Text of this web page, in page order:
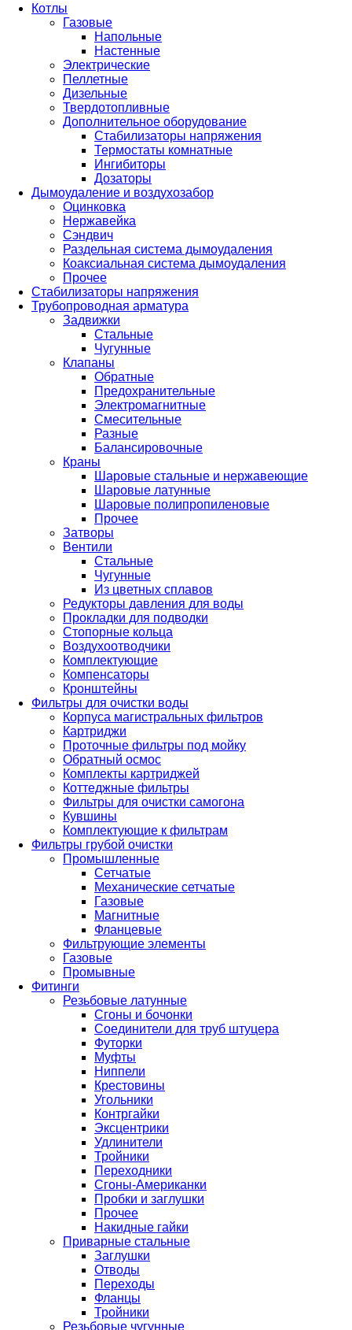
Котлы
Газовые
Напольные
Настенные
Электрические
Пеллетные
Дизельные
Твердотопливные
Дополнительное оборудование
Стабилизаторы напряжения
Термостаты комнатные
Ингибиторы
Дозаторы
Дымоудаление и воздухозабор
Оцинковка
Нержавейка
Сэндвич
Раздельная система дымоудаления
Коаксиальная система дымоудаления
Прочее
Стабилизаторы напряжения
Трубопроводная арматура
Задвижки
Стальные
Чугунные
Клапаны
Обратные
Предохранительные
Электромагнитные
Смесительные
Разные
Балансировочные
Краны
Шаровые стальные и нержавеющие
Шаровые латунные
Шаровые полипропиленовые
Прочее
Затворы
Вентили
Стальные
Чугунные
Из цветных сплавов
Редукторы давления для воды
Прокладки для подводки
Стопорные кольца
Воздухоотводчики
Комплектующие
Компенсаторы
Кронштейны
Фильтры для очистки воды
Корпуса магистральных фильтров
Картриджи
Проточные фильтры под мойку
Обратный осмос
Комплекты картриджей
Коттеджные фильтры
Фильтры для очистки самогона
Кувшины
Комплектующие к фильтрам
Фильтры грубой очистки
Промышленные
Сетчатые
Механические сетчатые
Газовые
Магнитные
Фланцевые
Фильтрующие элементы
Газовые
Промывные
Фитинги
Резьбовые латунные
Сгоны и бочонки
Соединители для труб штуцера
Футорки
Муфты
Ниппели
Крестовины
Угольники
Контргайки
Эксцентрики
Удлинители
Тройники
Переходники
Сгоны-Американки
Пробки и заглушки
Прочее
Накидные гайки
Приварные стальные
Заглушки
Отводы
Переходы
Фланцы
Тройники
Резьбовые чугунные